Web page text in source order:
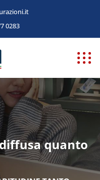
0283
quanto